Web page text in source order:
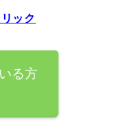
ック
る方